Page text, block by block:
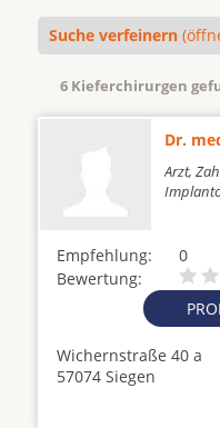
Suche verfeinern
6 Kieferchirurgen
Dr.
Arzt,
Empfehlung:
0
Bewertung:
Wichernstraße 40 a
57074 Siegen